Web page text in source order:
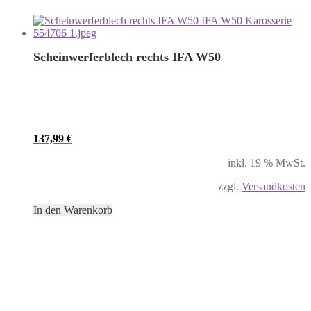
Scheinwerferblech rechts IFA W50
137,99 €
inkl. 19 % MwSt.
zzgl. Versandkosten
In den Warenkorb